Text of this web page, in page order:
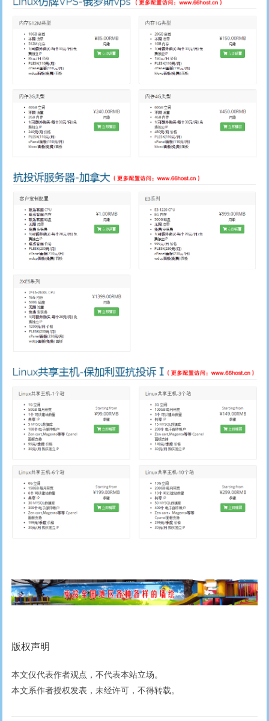
版权声明
本文仅代表作者观点，不代表本站立场。
本文系作者授权发表，未经许可，不得转载。